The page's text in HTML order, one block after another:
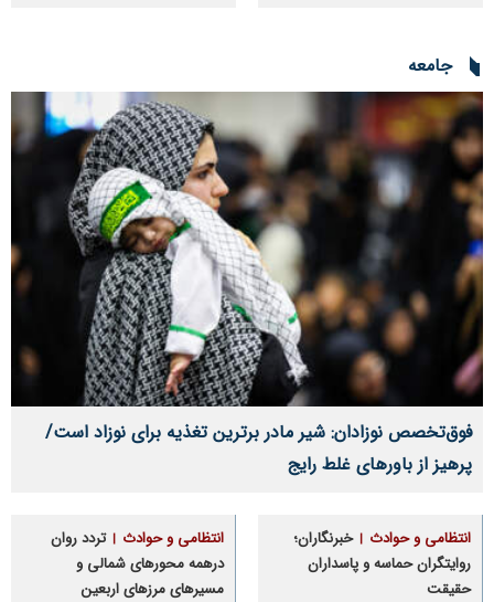
جامعه
فوق‌تخصص نوزادان: شیر مادر برترین تغذیه برای نوزاد است/
پرهیز از باورهای غلط رایج
انتظامی و حوادث
خبرنگاران؛
روایتگران حماسه و پاسداران
حقیقت
انتظامی و حوادث
تردد روان
درهمه محورهای شمالی و
مسیرهای مرزهای اربعین